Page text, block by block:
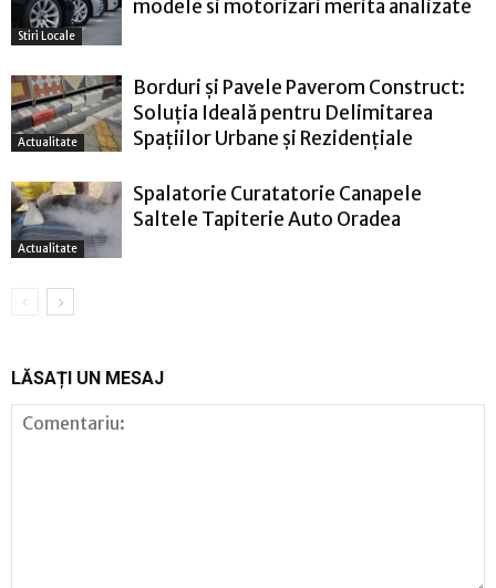
Stiri Locale
modele si motorizari merita analizate
Actualitate
Borduri și Pavele Paverom Construct:
Soluția Ideală pentru Delimitarea
Spațiilor Urbane și Rezidențiale
Actualitate
Spalatorie Curatatorie Canapele
Saltele Tapiterie Auto Oradea
LĂSAȚI UN MESAJ